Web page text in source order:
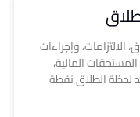
وإجراءات
المالية،
لحظة الطلاق نقطة